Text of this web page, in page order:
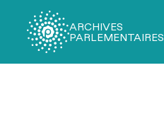
ARCHIVES
PARLEMENTAIRES